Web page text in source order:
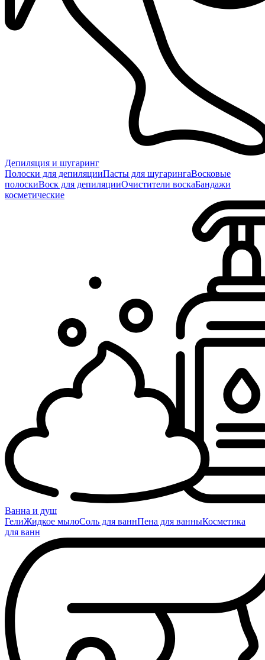
Депиляция и шугаринг
Полоски для депиляцииПасты для шугарингаВосковые
полоскиВоск для депиляцииОчистители воскаБандажи
косметические
Ванна и душ
ГелиЖидкое мылоСоль для ваннПена для ванныКосметика
для ванн